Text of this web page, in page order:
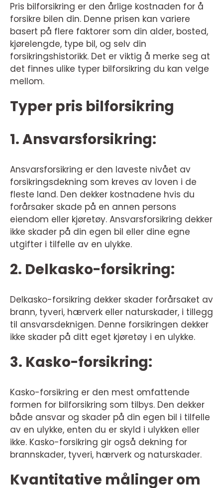
Pris bilforsikring er den årlige kostnaden for å
forsikre bilen din. Denne prisen kan variere
basert på flere faktorer som din alder, bosted,
kjørelengde, type bil, og selv din
forsikringshistorikk. Det er viktig å merke seg at
det finnes ulike typer bilforsikring du kan velge
mellom.
Typer pris bilforsikring
1. Ansvarsforsikring:
Ansvarsforsikring er den laveste nivået av
forsikringsdekning som kreves av loven i de
fleste land. Den dekker kostnadene hvis du
forårsaker skade på en annen persons
eiendom eller kjøretøy. Ansvarsforsikring dekker
ikke skader på din egen bil eller dine egne
utgifter i tilfelle av en ulykke.
2. Delkasko-forsikring:
Delkasko-forsikring dekker skader forårsaket av
brann, tyveri, hærverk eller naturskader, i tillegg
til ansvarsdeknigen. Denne forsikringen dekker
ikke skader på ditt eget kjøretøy i en ulykke.
3. Kasko-forsikring:
Kasko-forsikring er den mest omfattende
formen for bilforsikring som tilbys. Den dekker
både ansvar og skader på din egen bil i tilfelle
av en ulykke, enten du er skyld i ulykken eller
ikke. Kasko-forsikring gir også dekning for
brannskader, tyveri, hærverk og naturskader.
Kvantitative målinger om